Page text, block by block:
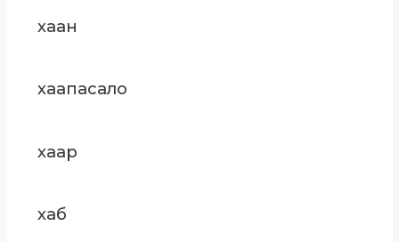
хаан
хаапасало
хаар
хаб